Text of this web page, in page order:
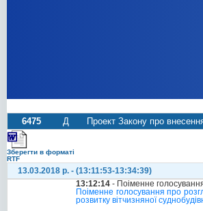
6475 Д Проект Закону про
Зберегти в форматі
RTF
13.03.2018 р. - (13:11:53-13:34:39)
13:12:14 - Поіменне
Поіменне голосування про
розвитку вітчизняної